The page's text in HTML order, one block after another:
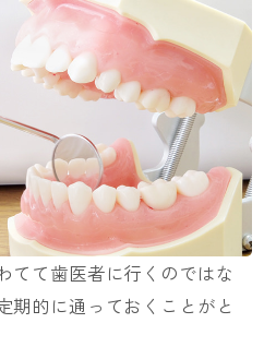
てて歯医者に行くのではな
期的に通っておくことがと